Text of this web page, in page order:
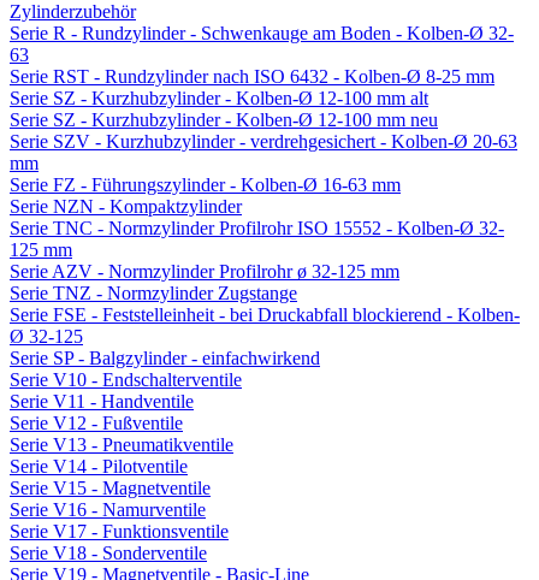
Zylinderzubehör
Serie R - Rundzylinder - Schwenkauge am Boden - Kolben-Ø 32-
63
Serie RST - Rundzylinder nach ISO 6432 - Kolben-Ø 8-25 mm
Serie SZ - Kurzhubzylinder - Kolben-Ø 12-100 mm alt
Serie SZ - Kurzhubzylinder - Kolben-Ø 12-100 mm neu
Serie SZV - Kurzhubzylinder - verdrehgesichert - Kolben-Ø 20-63
mm
Serie FZ - Führungszylinder - Kolben-Ø 16-63 mm
Serie NZN - Kompaktzylinder
Serie TNC - Normzylinder Profilrohr ISO 15552 - Kolben-Ø 32-
125 mm
Serie AZV - Normzylinder Profilrohr ø 32-125 mm
Serie TNZ - Normzylinder Zugstange
Serie FSE - Feststelleinheit - bei Druckabfall blockierend - Kolben-
Ø 32-125
Serie SP - Balgzylinder - einfachwirkend
Serie V10 - Endschalterventile
Serie V11 - Handventile
Serie V12 - Fußventile
Serie V13 - Pneumatikventile
Serie V14 - Pilotventile
Serie V15 - Magnetventile
Serie V16 - Namurventile
Serie V17 - Funktionsventile
Serie V18 - Sonderventile
Serie V19 - Magnetventile - Basic-Line